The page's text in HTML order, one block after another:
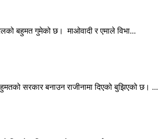
बहुमत गुमेको छ। माओवादी र एमाले विभा...
सरकार बनाउन राजीनामा दिएको बुझिएको छ। ...